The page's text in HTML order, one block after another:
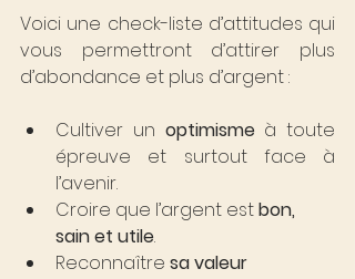
Voici une check-liste d’attitudes qui
vous permettront d’attirer plus
d’abondance et plus d’argent :
Cultiver un optimisme à toute
épreuve et surtout face à
l’avenir.
Croire que l’argent est bon,
sain et utile.
Reconnaître sa valeur